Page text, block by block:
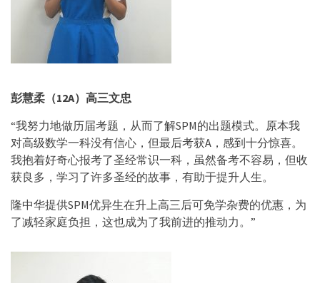
彭慧柔（12A）高三文忠
“我努力地做历届考题，从而了解SPM的出题模式。原本我
对高级数学一科没有信心，但最后考获A，感到十分惊喜。
我抱着好奇心报考了圣经常识一科，虽然备考不容易，但收
获良多，学习了许多圣经的故事，有助于提升人生。
隆中华提供SPM优异生在升上高三后可免学杂费的优惠，为
了减轻家庭负担，这也成为了我前进的推动力。”